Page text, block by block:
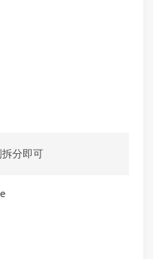
分即可